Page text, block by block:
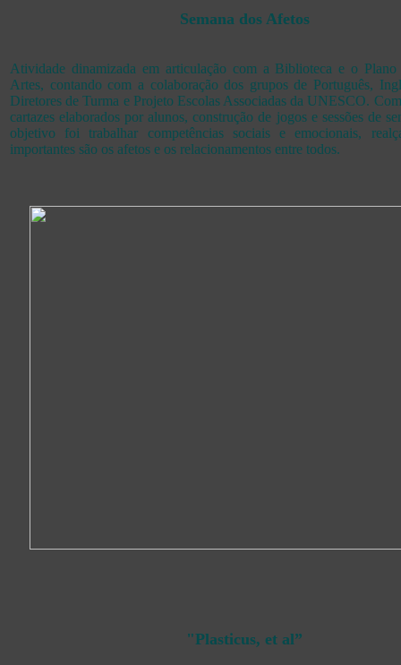
Semana dos Afetos
Atividade dinamizada em articulação com a Biblioteca e o Plano
Artes, contando com a colaboração dos grupos de Português,
Diretores de Turma e Projeto Escolas Associadas da UNESCO.
cartazes elaborados por alunos, construção de jogos e sessões de
objetivo foi trabalhar competências sociais e emocionais,
importantes são os afetos e os relacionamentos entre todos.
"Plasticus, et al”